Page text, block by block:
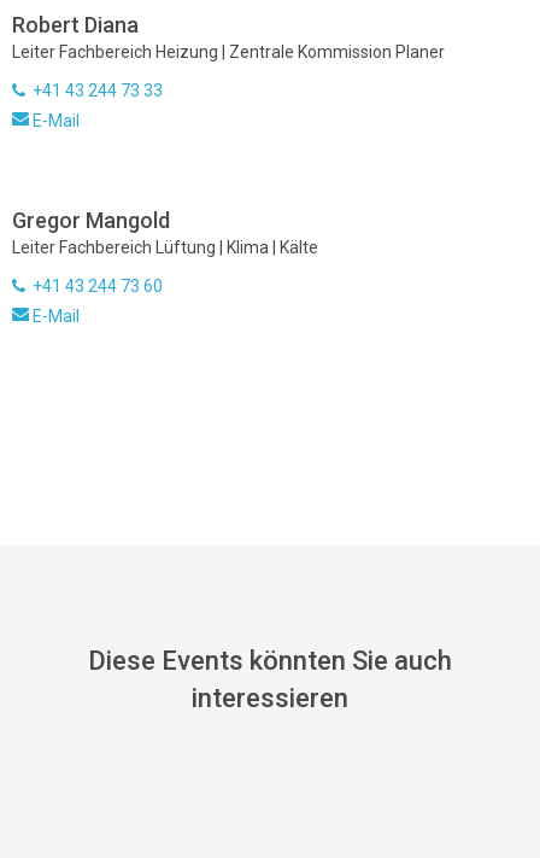
Robert Diana
Leiter Fachbereich Heizung | Zentrale Kommission Planer
+41 43 244 73 33
E-Mail
Gregor Mangold
Leiter Fachbereich Lüftung | Klima | Kälte
+41 43 244 73 60
E-Mail
Diese Events könnten Sie auch
interessieren